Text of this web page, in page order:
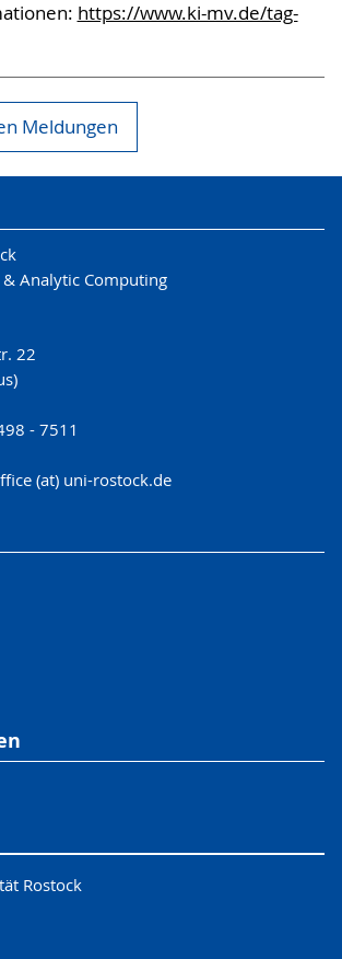
https://www.ki-mv.de/tag-
Meldungen
Analytic Computing
22
- 7511
(at) uni-rostock.de
Rostock